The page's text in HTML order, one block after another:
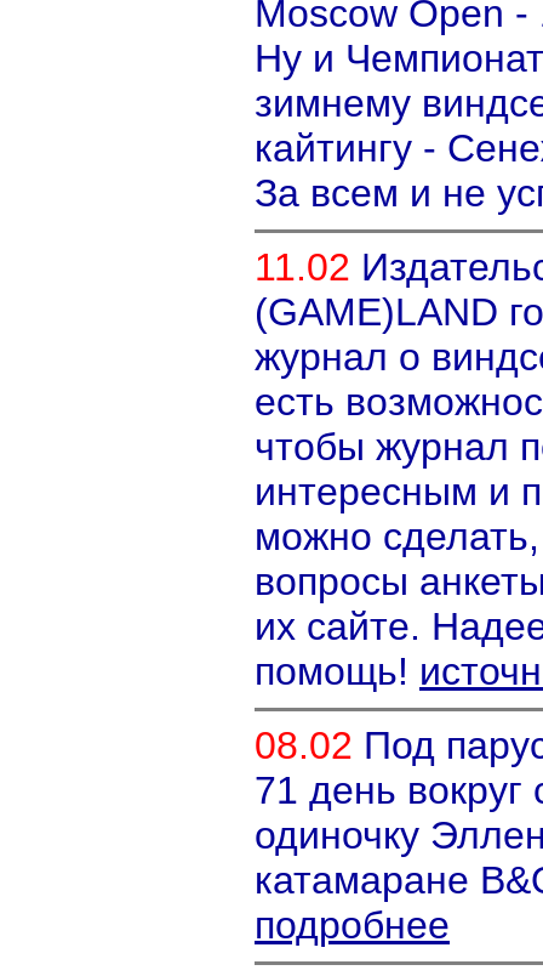
Moscow Open -
Ну и
зимнему
кайтингу -
За всем и не
11.02
(GAME)LAND
журнал о
есть
чтобы журнал
интересным и
можно
вопросы
их сайте.
помощь!
08.02 Под
71 день
одиночку
катамаране
подробнее